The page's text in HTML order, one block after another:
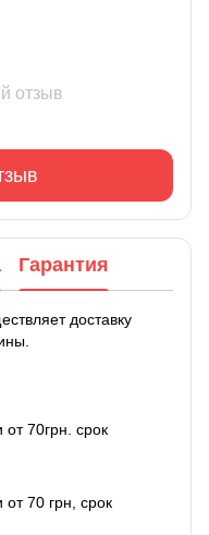
отзыв
Гарантия
доставку
70грн. срок
70 грн, срок